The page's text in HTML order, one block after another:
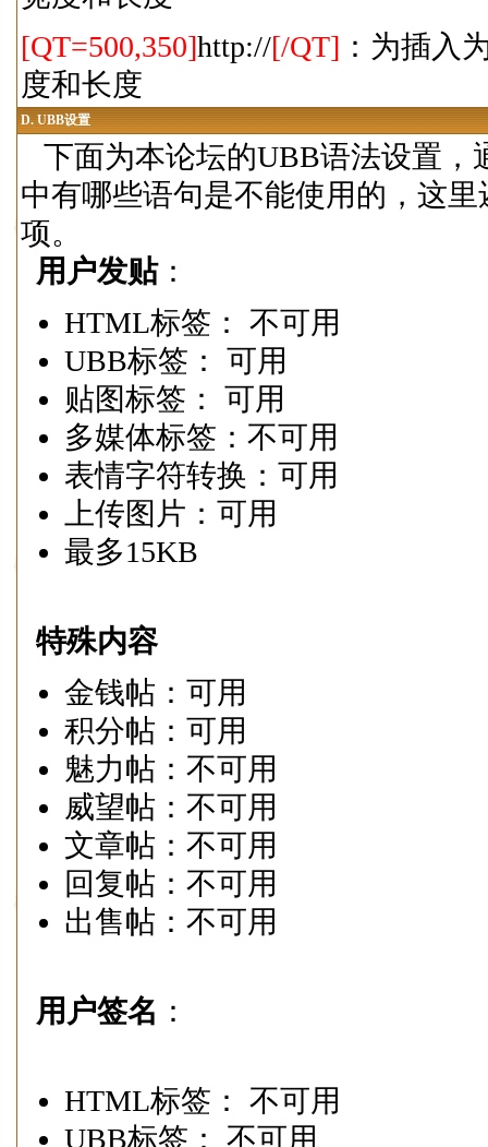
[QT=500,350]http://[/QT] ：为插入
度和长度
D.UBB设置
下面为本论坛的UBB语法设置，
中有哪些语句是不能使用的，这
项。
用户发贴：
HTML标签： 不可用
UBB标签： 可用
贴图标签： 可用
多媒体标签：不可用
表情字符转换：可用
上传图片：可用
最多15KB
特殊内容
金钱帖：可用
积分帖：可用
魅力帖：不可用
威望帖：不可用
文章帖：不可用
回复帖：不可用
出售帖：不可用
用户签名 ：
HTML标签： 不可用
UBB标签： 不可用